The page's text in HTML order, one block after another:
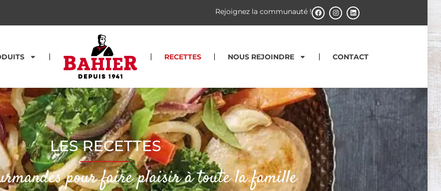
Rejoignez la communauté !
RECETTES NOUS REJOINDRE CONTACT
LES RECETTES
pour faire plaisir à toute la famille